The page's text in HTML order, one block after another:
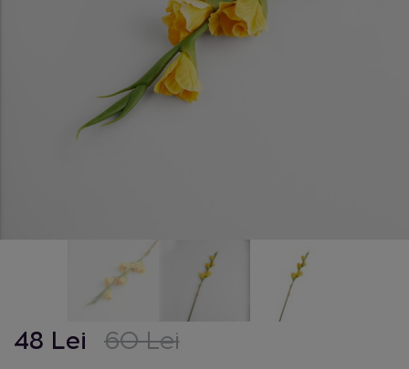
48 Lei 60 Lei